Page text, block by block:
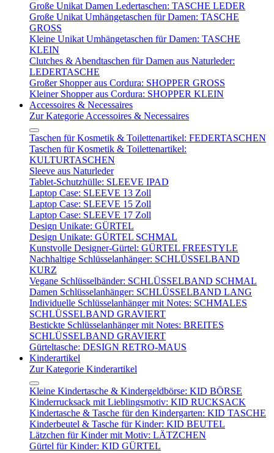
Große Unikat Damen Ledertaschen: TASCHE LEDER
Große Unikat Umhängetaschen für Damen: TASCHE
GROSS
Kleine Unikat Umhängetaschen für Damen: TASCHE
KLEIN
Clutches & Abendtaschen für Damen aus Naturleder:
LEDERTASCHE
Großer Shopper aus Cordura: SHOPPER GROSS
Kleiner Shopper aus Cordura: SHOPPER KLEIN
Accessoires & Necessaires
Zur Kategorie Accessoires & Necessaires
Taschen für Kosmetik & Toilettenartikel: FEDERTASCHEN
Taschen für Kosmetik & Toilettenartikel:
KULTURTASCHEN
Sleeve aus Naturleder
Tablet-Schutzhülle: SLEEVE IPAD
Laptop Case: SLEEVE 13 Zoll
Laptop Case: SLEEVE 15 Zoll
Laptop Case: SLEEVE 17 Zoll
Design Unikate: GÜRTEL
Design Unikate: GÜRTEL SCHMAL
Kunstvolle Designer-Gürtel: GÜRTEL FREESTYLE
Nachhaltige Schlüsselanhänger: SCHLÜSSELBAND
KURZ
Vegane Schlüsselbänder: SCHLÜSSELBAND SCHMAL
Damen Schlüsselanhänger: SCHLÜSSELBAND LANG
Individuelle Schlüsselanhänger mit Notes: SCHMALES
SCHLÜSSELBAND GRAVIERT
Bestickte Schlüsselanhänger mit Notes: BREITES
SCHLÜSSELBAND GRAVIERT
Gürteltasche: DESIGN RETRO-MAUS
Kinderartikel
Zur Kategorie Kinderartikel
Kleine Kindertasche & Kindergeldbörse: KID BÖRSE
Kinderrucksack mit Lieblingsmotiv: KID RUCKSACK
Kindertasche & Tasche für den Kindergarten: KID TASCHE
Kinderbeutel & Tasche für Kinder: KID BEUTEL
Lätzchen für Kinder mit Motiv: LÄTZCHEN
Gürtel für Kinder: KID GÜRTEL